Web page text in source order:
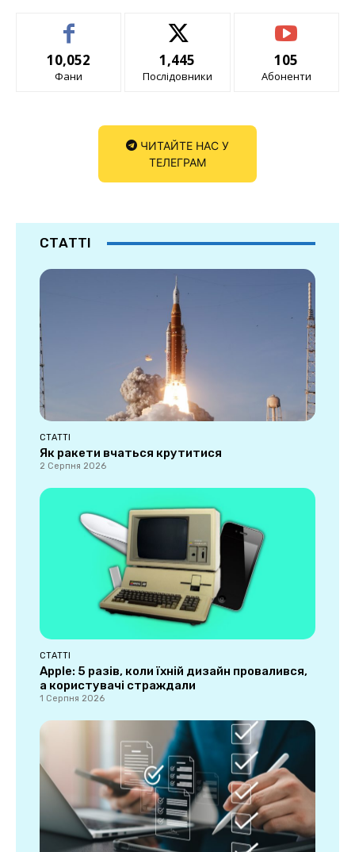
10,052
Фани
1,445
Послідовники
105
Абоненти
ЧИТАЙТЕ НАС У
ТЕЛЕГРАМ
СТАТТІ
СТАТТІ
Як ракети вчаться крутитися
2 Серпня 2026
СТАТТІ
Apple: 5 разів, коли їхній дизайн провалився,
а користувачі страждали
1 Серпня 2026